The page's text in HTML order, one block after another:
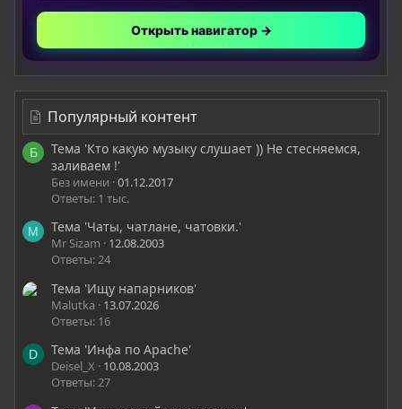
Открыть навигатор →
Популярный контент
Б
Тема 'Кто какую музыку слушает )) Не стесняемся,
заливаем !'
Без имени 01.12.2017
Ответы: 1 тыс.
M Тема 'Чаты, чатлане, чатовки.'
Mr Sizam
12.08.2003
Ответы: 24
Тема 'Ищу напарников'
Malutka
13.07.2026
Ответы: 16
D Тема 'Инфа по Apache'
Deisel_X
10.08.2003
Ответы: 27